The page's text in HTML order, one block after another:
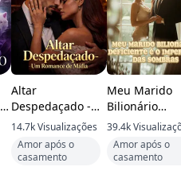
Altar
Despedaçado -
Um Romance de
Máfia
14.7kVisualizações
Amor após o
casamento
Meu Marido
Bilionário
Deficiente é o
Imperador das
Sombras
39.4k
Amor após o
casamento